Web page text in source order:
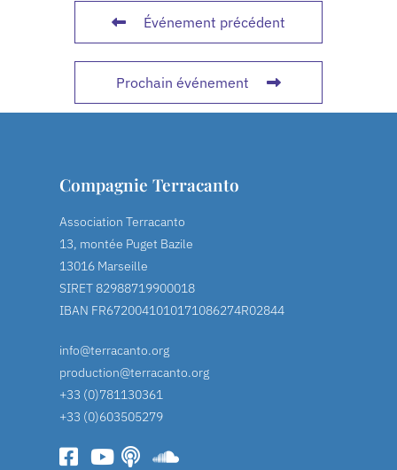
Événement précédent
Prochain événement
Compagnie Terracanto
Association Terracanto
13, montée Puget Bazile
13016 Marseille
SIRET 82988719900018
IBAN FR6720041010171086274R02844
info@terracanto.org
production@terracanto.org
+33 (0)781130361
+33 (0)603505279